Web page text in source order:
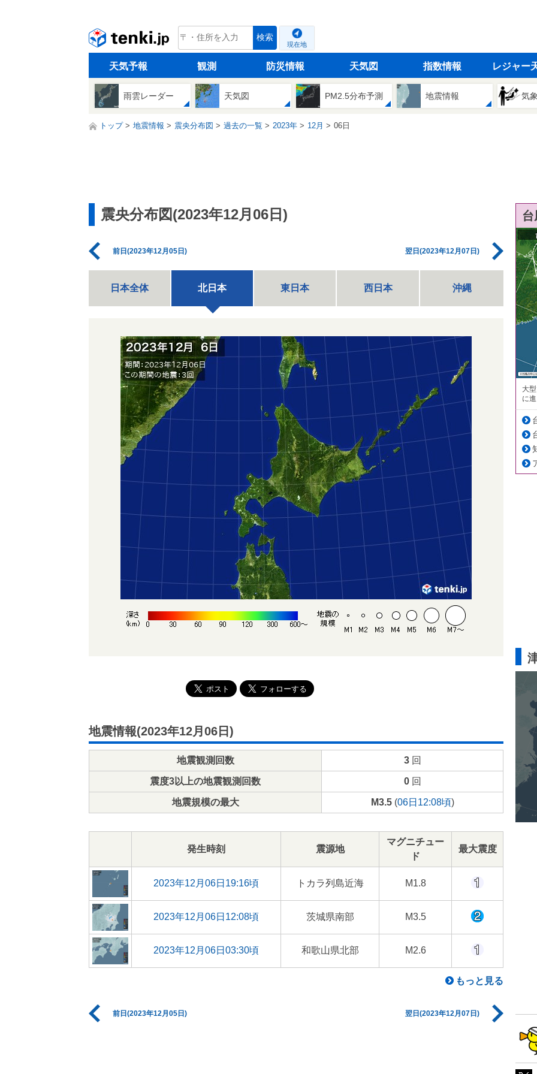
tenki.jp 検索
現在地
天気予報 観測 防災情報 天気図 指数情報 レジャー
雨雲レーダー 天気図 PM2.5分布予測 地震情報 気
トップ 地震情報 震央分布図 過去の一覧 2023年 12月 06日
震央分布図(2023年12月06日)
前日(2023年12月05日) 翌日(2023年12月07日)
日本全体 北日本 東日本 西日本 沖縄
地震情報(2023年12月06日)
地震観測回数 3回
震度3以上の地震観測回数 0回
地震規模の最大 M3.5(06日12:08頃)
発生時刻 震源地
マグニチュー
ド
最大震度
2023年12月06日19:16頃 トカラ列島近海 M1.8
2023年12月06日12:08頃 茨城県南部 M3.5
2023年12月06日03:30頃 和歌山県北部 M2.6
もっと見る
前日(2023年12月05日) 翌日(2023年12月07日)
大
に